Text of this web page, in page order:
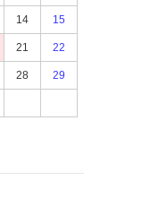
14 15
21 22
28 29